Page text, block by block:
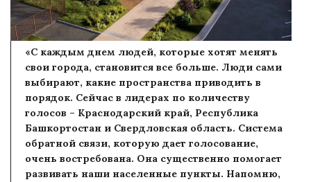
«С каждым днем людей, которые хотят менять
свои города, становится все больше. Люди сами
выбирают, какие пространства приводить в
порядок. Сейчас в лидерах по количеству
голосов – Краснодарский край, Республика
Башкортостан и Свердловская область. Система
обратной связи, которую дает голосование,
очень востребована. Она существенно помогает
развивать наши населенные пункты. Напомню,